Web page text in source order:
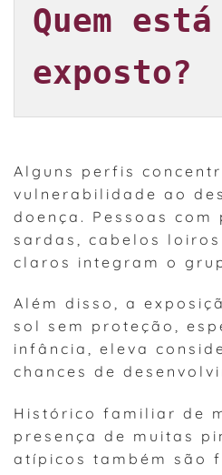
Quem
exposto?
Alguns perfis
vulnerabilidade ao
doença. Pessoas com
sardas, cabelos
claros integram o
Além disso, a
sol sem proteção,
infância, eleva
chances de
Histórico familiar de
presença de muitas
atípicos também são